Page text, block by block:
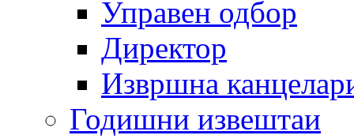
Управен одбор
Директор
Извршна
Годишни извештаи